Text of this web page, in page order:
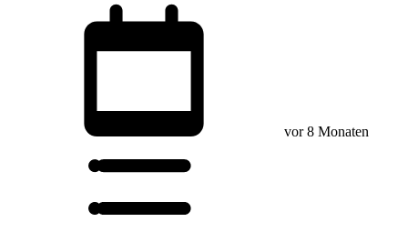
vor 8 Monaten